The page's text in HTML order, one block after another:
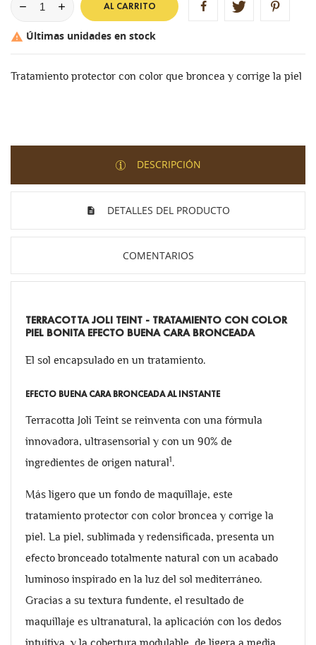
AL CARRITO
 Últimas unidades en stock
Tratamiento protector con color que broncea y corrige la piel
DESCRIPCIÓN
DETALLES DEL PRODUCTO
COMENTARIOS
TERRACOTTA JOLI TEINT - TRATAMIENTO CON COLOR
PIEL BONITA EFECTO BUENA CARA BRONCEADA
El sol encapsulado en un tratamiento.
EFECTO BUENA CARA BRONCEADA AL INSTANTE
Terracotta Joli Teint se reinventa con una fórmula
innovadora, ultrasensorial y con un 90% de
ingredientes de origen natural1.
Más ligero que un fondo de maquillaje, este
tratamiento protector con color broncea y corrige la
piel. La piel, sublimada y redensificada, presenta un
efecto bronceado totalmente natural con un acabado
luminoso inspirado en la luz del sol mediterráneo.
Gracias a su textura fundente, el resultado de
maquillaje es ultranatural, la aplicación con los dedos